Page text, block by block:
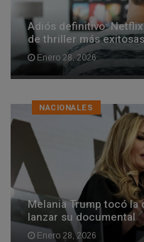
Adiós definitivo:
de thriller más
Enero 28, 2026
NACIONALES
Melania Trump tocó la
lanzar su documental
Enero 28, 2026